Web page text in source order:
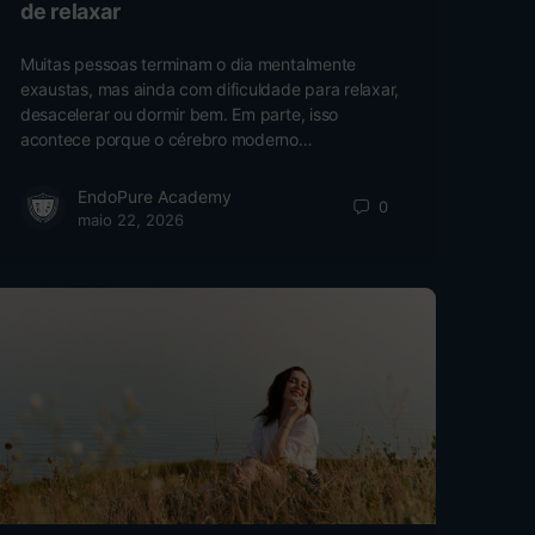
de relaxar
Muitas pessoas terminam o dia mentalmente
exaustas, mas ainda com dificuldade para relaxar,
desacelerar ou dormir bem. Em parte, isso
acontece porque o cérebro moderno…
EndoPure Academy
maio 22, 2026
0